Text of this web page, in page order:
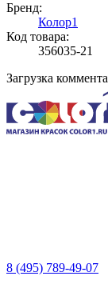
Бренд:
Колор1
Код товара:
356035-21
Загрузка
8 (495) 789-49-07